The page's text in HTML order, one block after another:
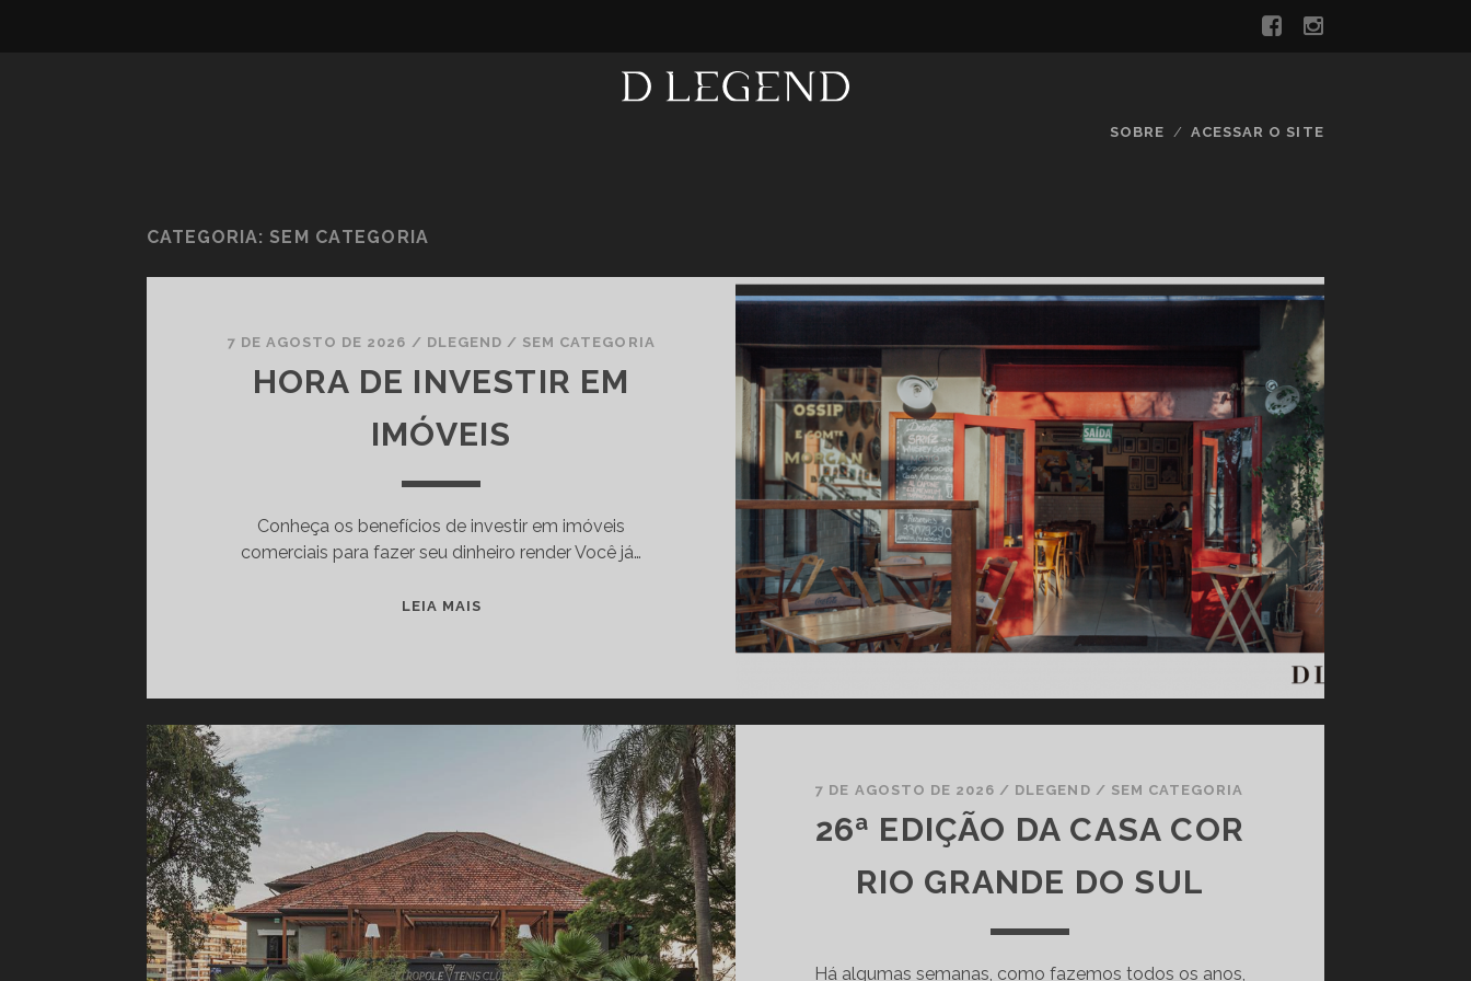
SOBRE ACESSAR O SITE
CATEGORIA: SEM CATEGORIA
7 DE AGOSTO DE 2026 / DLEGEND / SEM CATEGORIA
HORA DE INVESTIR EM
IMÓVEIS
Conheça os benefícios de investir em imóveis
comerciais para fazer seu dinheiro render Você já…
LEIA MAIS
E
S
T
I
R
E
7 DE AGOSTO DE 2026 / DLEGEND / SEM CATEGORIA
26ª EDIÇÃO DA CASA COR
RIO GRANDE DO SUL
Há algumas semanas, como fazemos todos os anos,